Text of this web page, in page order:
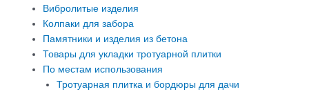
Вибролитые изделия
Колпаки для забора
Памятники и изделия из бетона
Товары для укладки тротуарной плитки
По местам использования
Тротуарная плитка и бордюры для дачи